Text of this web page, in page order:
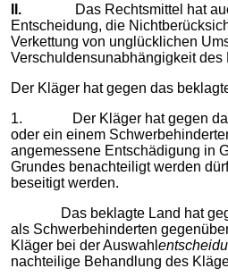
II. Das Rechtsmittel hat auch in
Entscheidung, die
Verkettung von unglücklichen
Verschuldensunabhängigkeit des
Der Kläger hat gegen das
1. Der Kläger hat gegen das
oder ein einem
angemessene Entschädigung in
Grundes benachteiligt werden
beseitigt werden.
Das beklagte Land hat gegen
als Schwerbehinderten
Kläger bei der Auswahl
nachteilige Behandlung des